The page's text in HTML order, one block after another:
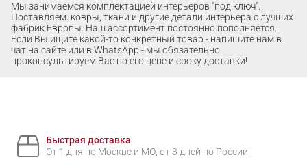
Мы занимаемся комплектацией интерьеров "под ключ".
Поставляем: ковры, ткани и другие детали интерьера с лучших
фабрик Европы. Наш ассортимент постоянно пополняется.
Если Вы ищите какой-то конкретный товар - напишите нам в
чат на сайте или в WhatsApp - мы обязательно
проконсультируем Вас по его цене и сроку доставки!
Быстрая доставка
От 1 дня по Москве и МО, от 3 дней по России